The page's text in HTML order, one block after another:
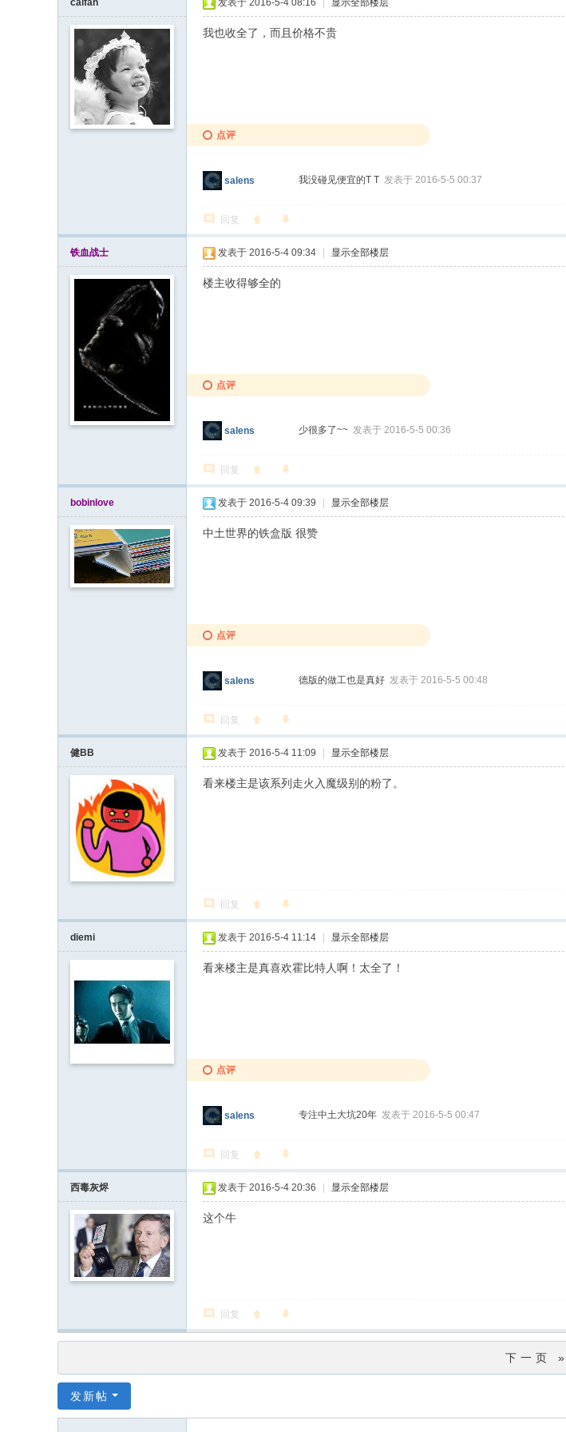
caifan 发表于 2016-5-4 08:16 显示全部楼层
我也收全了，而且价格不贵
点评
salens 我没碰见便宜的T T 发表于 2016-5-5 00:37
回复
铁血战士 发表于 2016-5-4 09:34 显示全部楼层
楼主收得够全的
点评
salens 少很多了~~ 发表于 2016-5-5 00:36
回复
bobinlove 发表于 2016-5-4 09:39 显示全部楼层
中土世界的铁盒版 很赞
点评
salens 德版的做工也是真好 发表于 2016-5-5 00:48
回复
健BB 发表于 2016-5-4 11:09 显示全部楼层
看来楼主是该系列走火入魔级别的粉了。
回复
diemi 发表于 2016-5-4 11:14 显示全部楼层
看来楼主是真喜欢霍比特人啊！太全了！
点评
salens 专注中土大坑20年 发表于 2016-5-5 00:47
回复
西毒灰烬 发表于 2016-5-4 20:36 显示全部楼层
这个牛
回复
下一页 »
发新帖